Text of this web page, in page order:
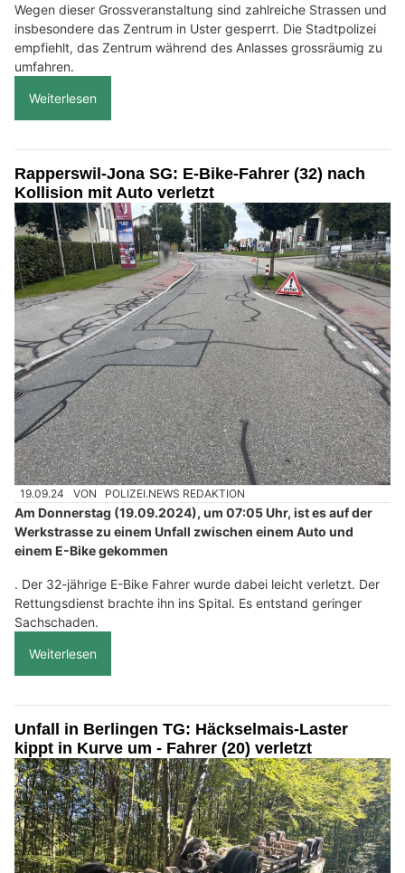
Wegen dieser Grossveranstaltung sind zahlreiche Strassen und
insbesondere das Zentrum in Uster gesperrt. Die Stadtpolizei
empfiehlt, das Zentrum während des Anlasses grossräumig zu
umfahren.
Weiterlesen
Rapperswil-Jona SG: E-Bike-Fahrer (32) nach
Kollision mit Auto verletzt
19.09.24 VON POLIZEI.NEWS REDAKTION
Am Donnerstag (19.09.2024), um 07:05 Uhr, ist es auf der
Werkstrasse zu einem Unfall zwischen einem Auto und
einem E-Bike gekommen
. Der 32-jährige E-Bike Fahrer wurde dabei leicht verletzt. Der
Rettungsdienst brachte ihn ins Spital. Es entstand geringer
Sachschaden.
Weiterlesen
Unfall in Berlingen TG: Häckselmais-Laster
kippt in Kurve um - Fahrer (20) verletzt